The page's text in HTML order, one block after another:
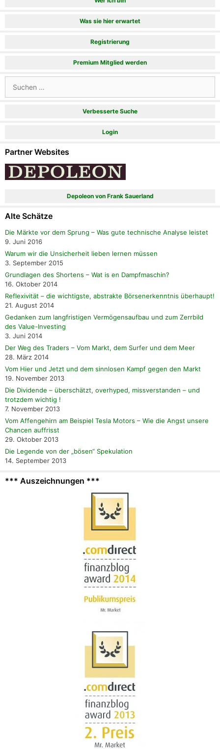
Was sie hier erwartet
Registrierung
Premium Mitglied werden
nach:
Verbesserte Suche
Login
Partner Websites
Depoleon von Frank Sauerland
Alte Schätze
Die Märkte vor dem Sprung – Was gute technische Analyse leistet
9. Juni 2016
Warum wir die Unsicherheit lieben lernen müssen
3. September 2015
Grundlagen des Shortens – Wat is en Dampfmaschin?
16. Oktober 2014
Reflexivität – die wichtigste, abstrakte Börsenerkenntnis überhaupt!
21. August 2014
Gedanken zum langfristigen Vermögensaufbau und zum Zerrbild
des Value-Investing
3. Juni 2014
Der Weg des Traders – Vom Markt, dem Surfer und dem Meer
28. März 2014
Vom Hier und Jetzt und dem sinnlosen Kampf gegen den Markt
19. November 2013
Die Dividende – überschätzt, overhyped, missverstanden – und
trotzdem wichtig !
7. November 2013
Vom Affengehirn am Beispiel Tesla Motors – Wie die Angst unsere
Chancen auffrisst
29. Oktober 2013
Die Legende von der „bösen“ Spekulation
14. September 2013
*** Auszeichnungen ***